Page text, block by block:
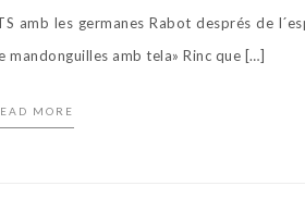
amb les germanes Rabot després de
mandonguilles amb tela» Rinc que […]
MORE